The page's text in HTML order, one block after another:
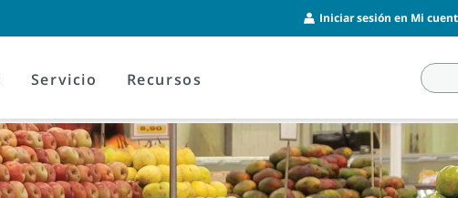
Iniciar sesión en Mi
Servicio Recursos